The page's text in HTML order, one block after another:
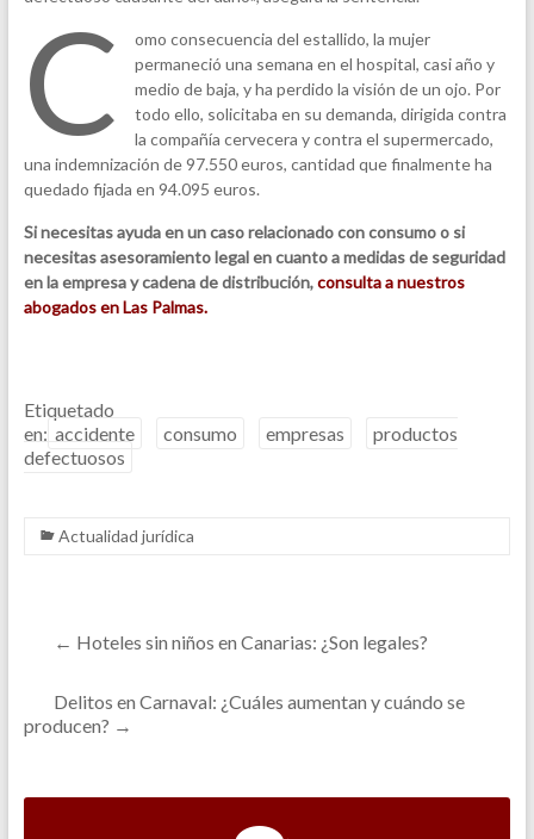
C
omo consecuencia del estallido, la mujer
permaneció una semana en el hospital, casi año y
medio de baja, y ha perdido la visión de un ojo. Por
todo ello, solicitaba en su demanda, dirigida contra
la compañía cervecera y contra el supermercado,
una indemnización de 97.550 euros, cantidad que finalmente ha
quedado fijada en 94.095 euros.
Si necesitas ayuda en un caso relacionado con consumo o si
necesitas asesoramiento legal en cuanto a medidas de seguridad
en la empresa y cadena de distribución,consulta a nuestros
abogados en Las Palmas.
Etiquetado
en: accidente consumo empresas
productos
defectuosos
Actualidad jurídica
← Hoteles sin niños en Canarias: ¿Son legales?
Delitos en Carnaval: ¿Cuáles aumentan y cuándo se
producen? →